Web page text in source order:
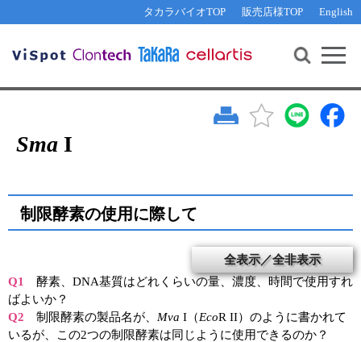
タカラバイオTOP 販売店様TOP English
機能解析・サイレンシング
核酸抽出・精製・標識
リアルタイムPCR（qPCR）
装置・ソフトウェア
テクニカルサポートライン
その他 ライセンスに関するご相談
遺伝子組換え生物該当製品
研究支援ツール
Cut-Site Navigator 制限酵素切断サイトの検索
リアルタイムPCR（インターカレーター法）
プライマー検索・注文
機器ソフトウェア・ベクター配列ダウンロード
ラーニングセンター
お問い合わせ WEB会員登録
Sma I
制限酵素の使用に際して
全表示／全非表示
Q1
酵素、DNA基質はどれくらいの量、濃度、時間で使用すれ
ばよいか？
Q2 制限酵素の製品名が、 Mva I（EcoR II）のように書かれて
いるが、この2つの制限酵素は同じように使用できるのか？